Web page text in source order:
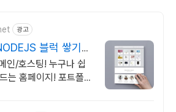
광고
블럭 쌓기로
인/호스팅! 누구나 쉽
는 홈페이지! 포트폴리